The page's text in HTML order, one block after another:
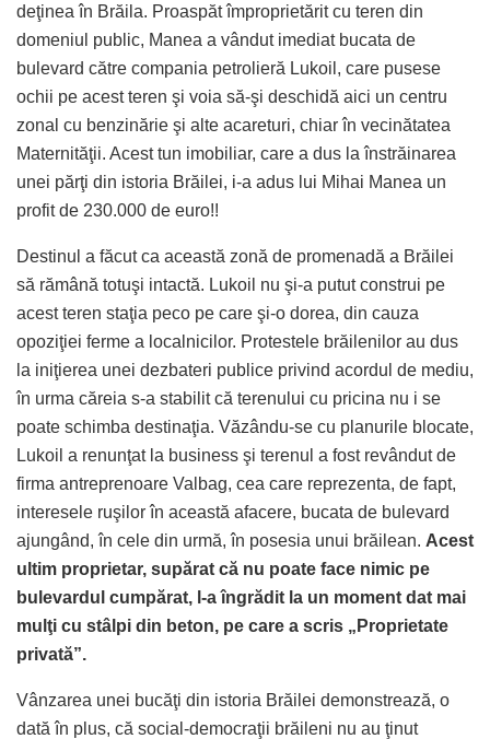
deţinea în Brăila. Proaspăt împroprietărit cu teren din
domeniul public, Manea a vândut imediat bucata de
bulevard către compania petrolieră Lukoil, care pusese
ochii pe acest teren şi voia să-şi deschidă aici un centru
zonal cu benzinărie şi alte acareturi, chiar în vecinătatea
Maternităţii. Acest tun imobiliar, care a dus la înstrăinarea
unei părţi din istoria Brăilei, i-a adus lui Mihai Manea un
profit de 230.000 de euro!!
Destinul a făcut ca această zonă de promenadă a Brăilei
să rămână totuşi intactă. Lukoil nu şi-a putut construi pe
acest teren staţia peco pe care şi-o dorea, din cauza
opoziţiei ferme a localnicilor. Protestele brăilenilor au dus
la iniţierea unei dezbateri publice privind acordul de mediu,
în urma căreia s-a stabilit că terenului cu pricina nu i se
poate schimba destinaţia. Văzându-se cu planurile blocate,
Lukoil a renunţat la business şi terenul a fost revândut de
firma antreprenoare Valbag, cea care reprezenta, de fapt,
interesele ruşilor în această afacere, bucata de bulevard
ajungând, în cele din urmă, în posesia unui brăilean. Acest
ultim proprietar, supărat că nu poate face nimic pe
bulevardul cumpărat, l-a îngrădit la un moment dat mai
mulţi cu stâlpi din beton, pe care a scris „Proprietate
privată”.
Vânzarea unei bucăţi din istoria Brăilei demonstrează, o
dată în plus, că social-democraţii brăileni nu au ţinut